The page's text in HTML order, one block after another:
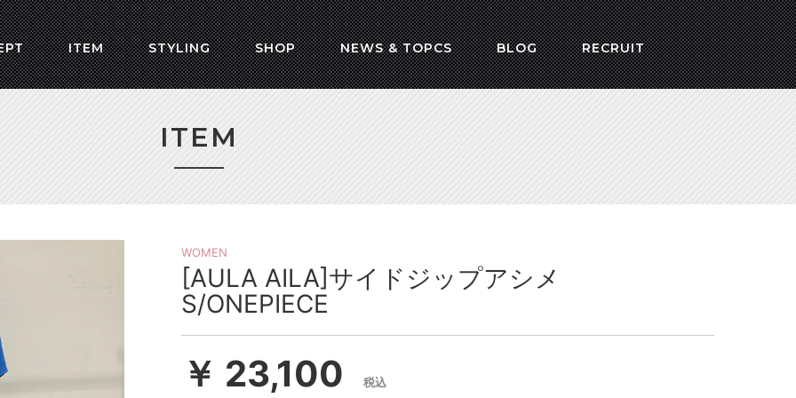
ITEM STYLING SHOP NEWS & TOPCS BLOG RECRUIT
ITEM
WOMEN
[AULA AILA]サイドジップアシメ
S/ONEPIECE
￥ 23,100 税込